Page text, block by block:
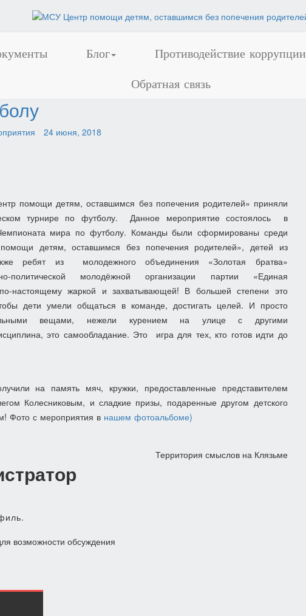
Блог Противодействие коррупции
Обратная связь
24 июня, 2018
помощи детям, оставшимся без попечения родителей» приняли
турнире по футболу.
Данное мероприятие состоялось
в
мира по футболу. Команды были сформированы среди
детям, оставшимся без попечения родителей», детей из
ребят из
молодежного объединения «Золотая братва»
политической молодёжной организации партии «Единая
настоящему жаркой и захватывающей! В большей степени это
дети умели общаться в команде, достигать целей. И просто
вещами, нежели курением на улице с другими
это самообладание. Это
игра для тех, кто готов идти до
на память мяч, кружки, предоставленные представителем
Колесниковым, и сладкие призы, подаренные другом детского
Фото с мероприятия внашем фотоальбоме)
Территория смыслов на Клязьме
возможности обсуждения